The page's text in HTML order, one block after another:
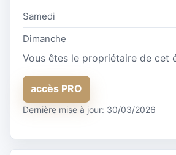
Samedi
Dimanche
Vous êtes le propriétaire de cet
accès PRO
Dernière mise à jour: 30/03/2026